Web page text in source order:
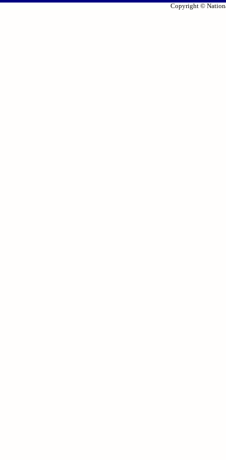
Copyright ©